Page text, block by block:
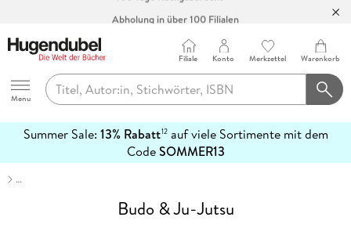
Hugendubel
Menu
Filiale Konto Merkzettel Warenkorb
Summer Sale: 13% Rabatt12auf viele Sortimente mit dem
CodeSOMMER13
erfahren
…
Budo & Ju-Jutsu